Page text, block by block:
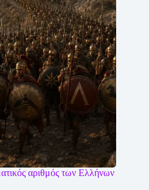
αριθμός των Ελλήνων